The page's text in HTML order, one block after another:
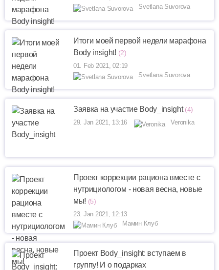
Svetlana Suvorova
Итоги моей первой недели марафона
Body insight! (2)
01. Feb 2021, 02:19
Svetlana Suvorova
Заявка на участие Body_insight (4)
29. Jan 2021, 13:16 Veronika
Проект коррекции рациона вместе с
нутрициологом - новая весна, новые
мы! (5)
23. Jan 2021, 12:13
Мамин Клуб
Проект Body_insight: вступаем в
группу! И о подарках